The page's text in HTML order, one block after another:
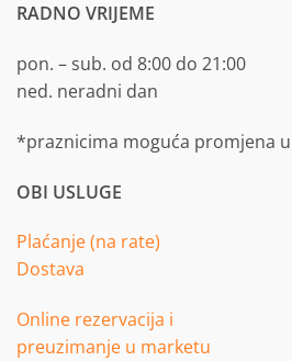
RADNO VRIJEME
pon. – sub. od 8:00 do 21:00
ned. neradni dan
*praznicima moguća promjena
OBI USLUGE
Plaćanje (na rate)
Dostava
Online rezervacija i
preuzimanje u marketu